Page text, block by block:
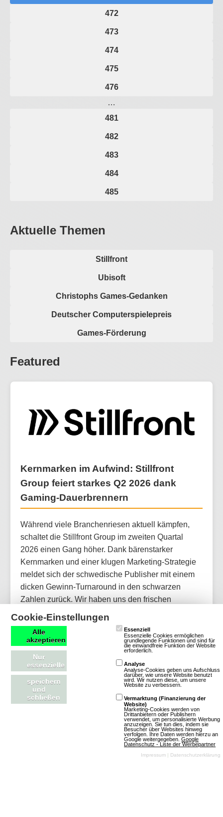
472
473
474
475
476
…
481
482
483
484
485
Aktuelle Themen
Stillfront
Ubisoft
Christophs Games-Gedanken
Deutscher Computerspielepreis
Games-Förderung
Featured
Kernmarken im Aufwind: Stillfront
Group feiert starkes Q2 2026 dank
Gaming-Dauerbrennern
Während viele Branchenriesen aktuell kämpfen,
schaltet die Stillfront Group im zweiten Quartal
2026 einen Gang höher. Dank bärenstarker
Kernmarken und einer klugen Marketing-Strategie
meldet sich der schwedische Publisher mit einem
dicken Gewinn-Turnaround in den schwarzen
Zahlen zurück. Wir haben uns den frischen
Finanzbericht genauer angeschaut.
Artikel lesen
Cookie-Einstellungen
Alle
akzeptieren
Nur
essenzielle
speichern
und
schließen
Essenziell
Essenzielle Cookies ermöglichen
grundlegende Funktionen und sind für
die einwandfreie Funktion der Website
erforderlich.
Analyse
Analyse-Cookies geben uns Aufschluss
darüber, wie unsere Website benutzt
wird. Wir nutzen diese, um unsere
Website zu verbessern.
Vermarktung (Finanzierung der
Website)
Marketing-Cookies werden von
Drittanbietern oder Publishern
verwendet, um personalisierte Werbung
anzuzeigen. Sie tun dies, indem sie
Besucher über Websites hinweg
verfolgen. Ihre Daten werden hierzu an
Google weitergegeben.Google
Datenschutz - Liste der Werbepartner
Impressum | Datenschutzerklärung